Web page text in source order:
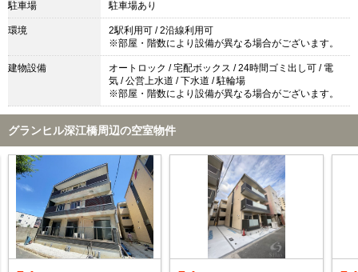
駐車場 駐車場あり
環境
2駅利用可 / 2沿線利用可
※部屋・階数により設備が異なる場合がございます。
建物設備
オートロック / 宅配ボックス / 24時間ゴミ出し可 / 電
気 / 公営上水道 / 下水道 / 駐輪場
※部屋・階数により設備が異なる場合がございます。
グランヒル深江橋周辺の空室物件